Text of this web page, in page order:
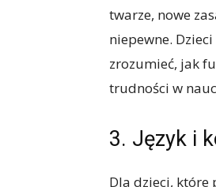
twarze, nowe
niepewne.
zrozumieć, jak
trudności w
3. Język i
Dla dzieci, które